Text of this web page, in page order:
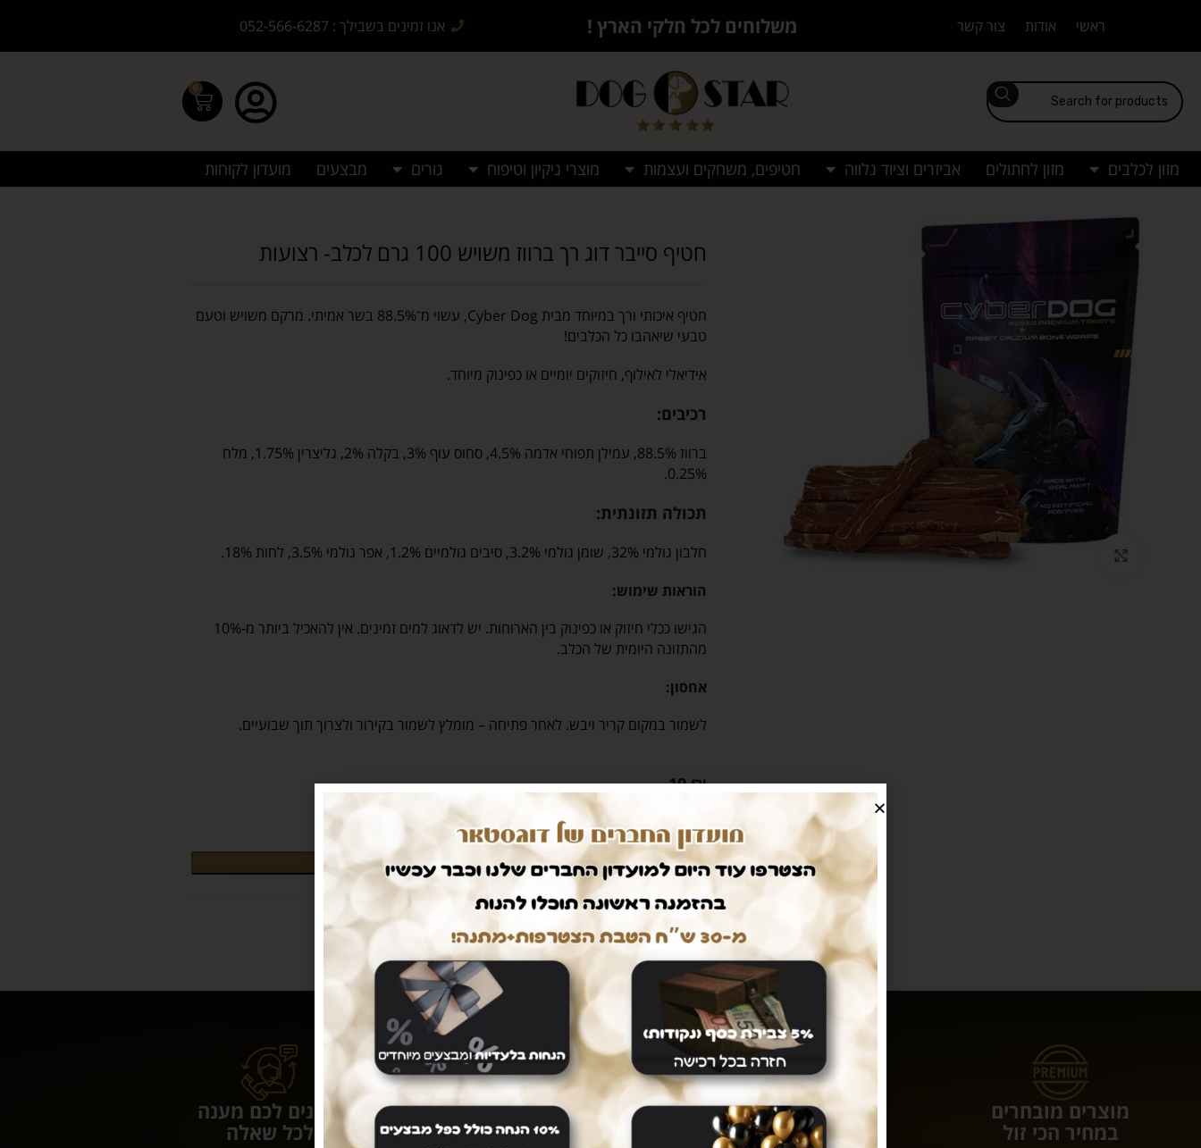
ראשי אודות צור קשר משלוחים לכל חלקי הארץ ! אנו זמינים בשבילך : 052-566-6287
0
מזון לכלבים מזון לחתולים אביזרים וציוד נלווה חטיפים, משחקים ועצמות מוצרי ניקיון וטיפוח גורים מבצעים מועדון לקוחות
Click to enlarge
חטיף סייבר דוג רך ברווז משויש 100 גרם לכלב- רצועות
חטיף איכותי ורך במיוחד מבית Cyber Dog, עשוי מ־88.5% בשר אמיתי. מרקם משויש וטעם
טבעי שיאהבו כל הכלבים!
אידיאלי לאילוף, חיזוקים יומיים או כפינוק מיוחד.
רכיבים:
ברווז 88.5%, עמילן תפוחי אדמה 4.5%, סחוס עוף 3%, בקלה 2%, גליצרין 1.75%, מלח
0.25%.
תכולה תזונתית:
חלבון גולמי 32%, שומן גולמי 3.2%, סיבים גולמיים 1.2%, אפר גולמי 3.5%, לחות 18%.
הוראות שימוש:
הגישו ככלי חיזוק או כפינוק בין הארוחות. יש לדאוג למים זמינים. אין להאכיל ביותר מ-10%
מהתזונה היומית של הכלב.
אחסון:
לשמור במקום קריר ויבש. לאחר פתיחה – מומלץ לשמור בקירור ולצרוך תוך שבועיים.
19₪
הוספה לסל
קטגוריות חטיפים חטיפים, משחקים ועצמות
מוצרים מובחרים
במחיר הכי זול
עושים לכם חיים קלים
המשלוחים עלינו
דואגים לבטחון שלכם
רכישה בטוחה
נותנים לכם מענה
לכל שאלה